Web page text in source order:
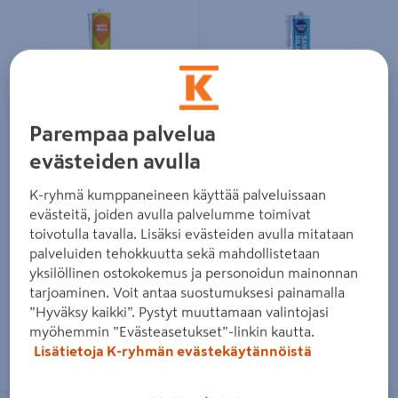
Silikoni Weber Neutral Silicone
12 Marble 310ml
20,95€/kpl
67,58€/l
67,58 € / l
Lue lisää
Sanitary Silicone 310 ml 00
18,95€/kpl
18,95 €/ kpl
61,13€/l
61,13 €/ l
Lue lisää
Parempaa palvelua
evästeiden avulla
K-ryhmä kumppaneineen käyttää palveluissaan
evästeitä, joiden avulla palvelumme toimivat
toivotulla tavalla. Lisäksi evästeiden avulla mitataan
palveluiden tehokkuutta sekä mahdollistetaan
yksilöllinen ostokokemus ja personoidun mainonnan
tarjoaminen. Voit antaa suostumuksesi painamalla
”Hyväksy kaikki”. Pystyt muuttamaan valintojasi
myöhemmin ”Evästeasetukset”-linkin kautta.
Lisätietoja K-ryhmän evästekäytännöistä